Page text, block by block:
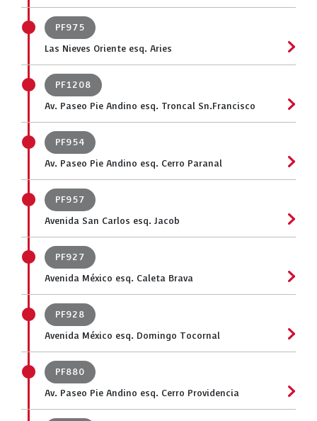
PF975
Las Nieves Oriente esq. Aries
PF1208
Av. Paseo Pie Andino esq. Troncal Sn.Francisco
PF954
Av. Paseo Pie Andino esq. Cerro Paranal
PF957
Avenida San Carlos esq. Jacob
PF927
Avenida México esq. Caleta Brava
PF928
Avenida México esq. Domingo Tocornal
PF880
Av. Paseo Pie Andino esq. Cerro Providencia